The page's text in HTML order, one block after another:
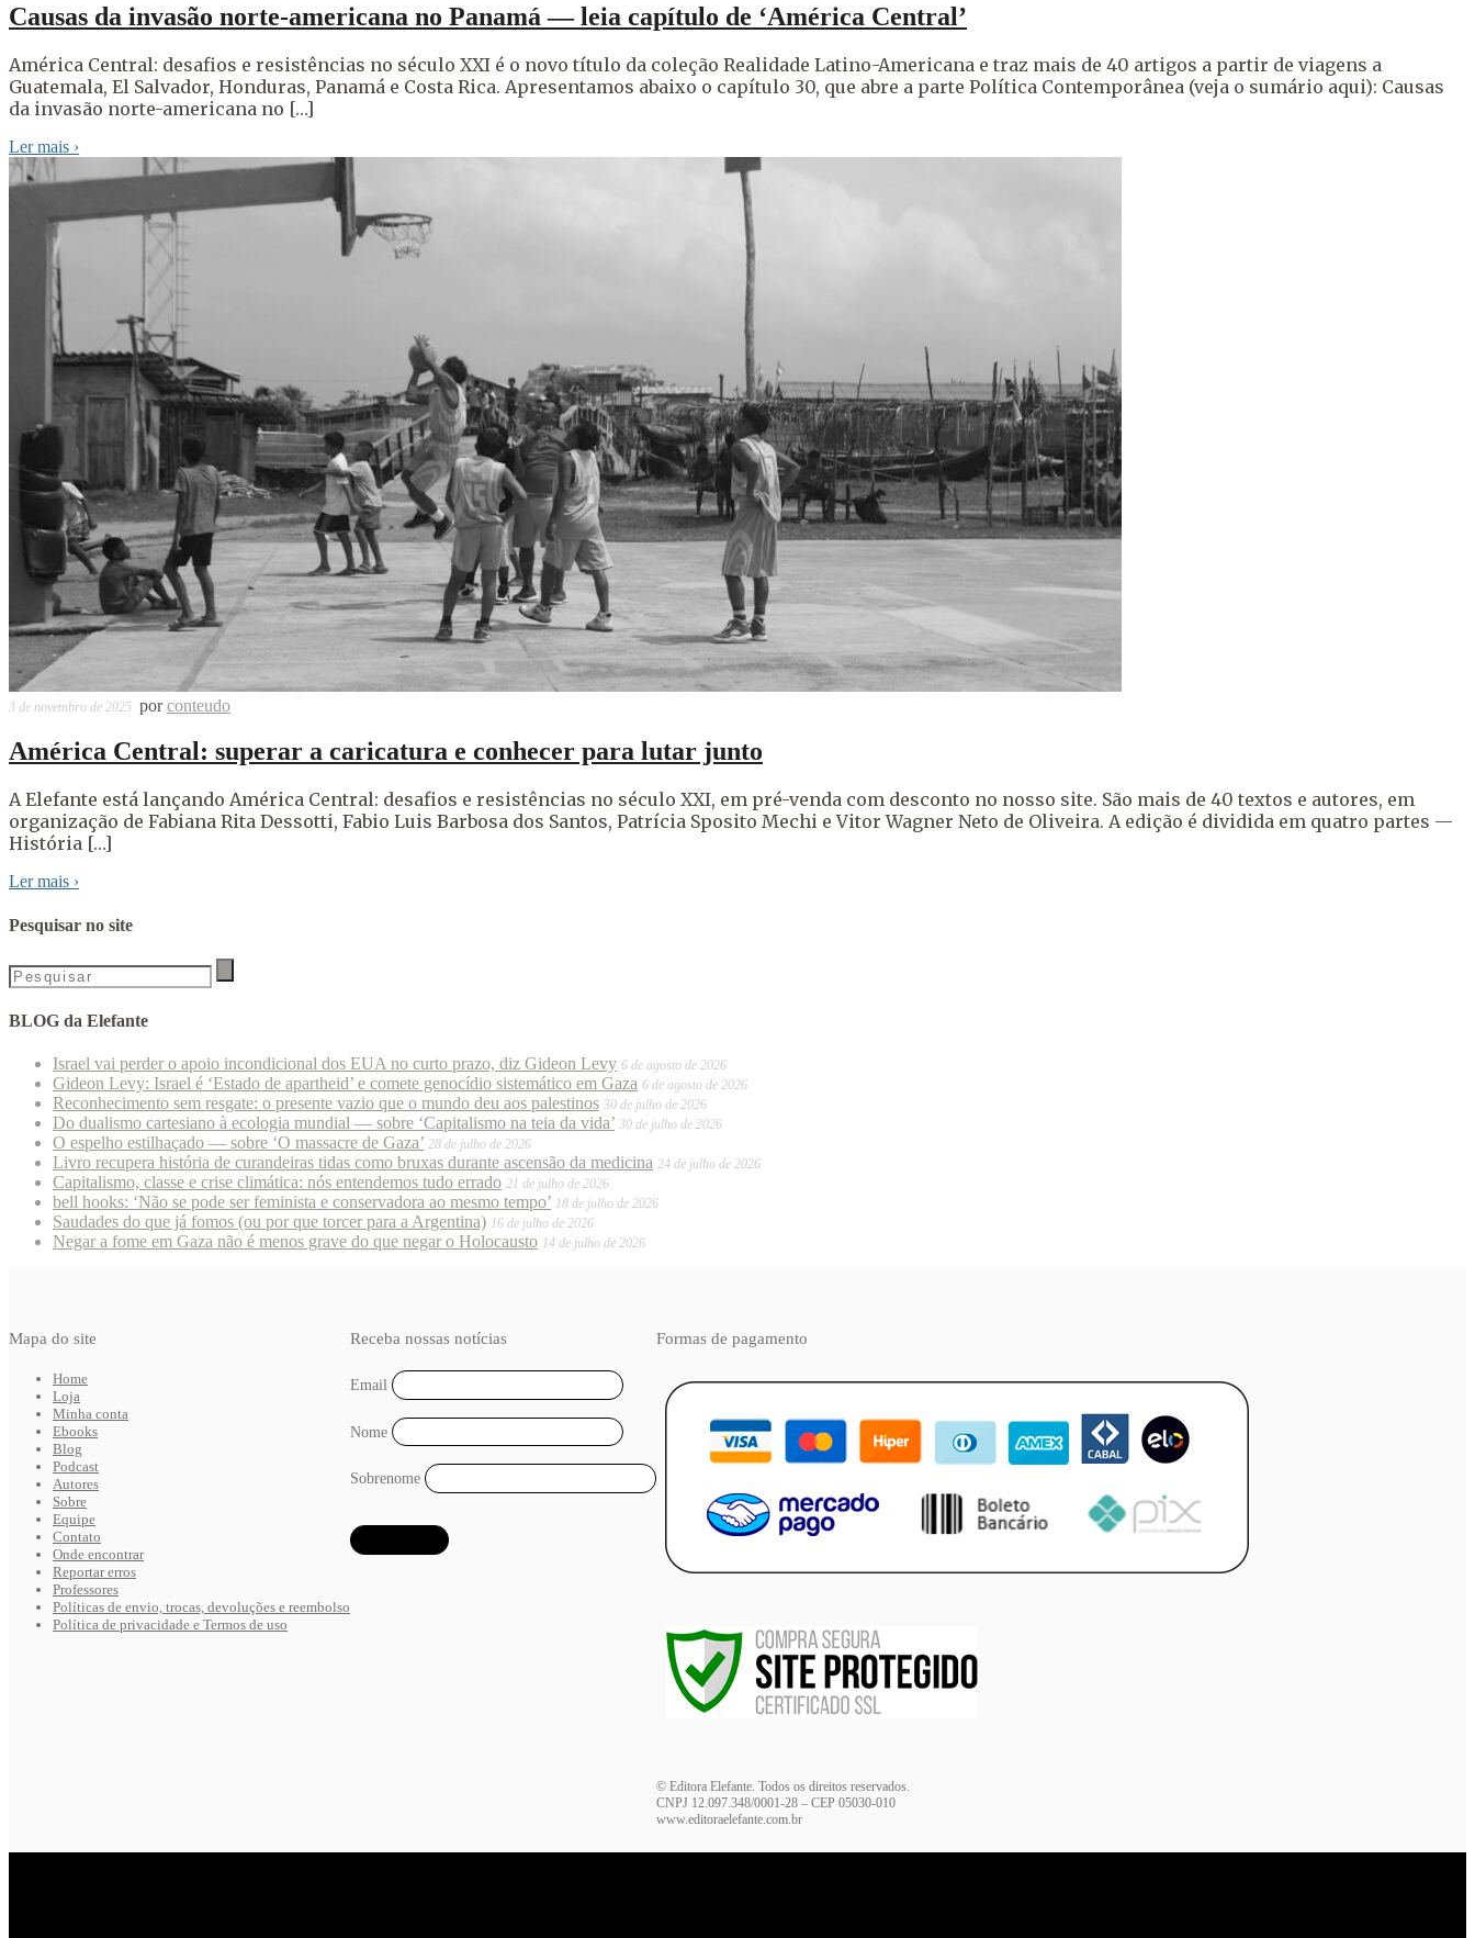
Causas da invasão norte-americana no Panamá — leia capítulo de ‘América Central’
América Central: desafios e resistências no século XXI é o novo título da coleção Realidade Latino-Americana e traz mais de 40 artigos a partir de viagens a
Guatemala, El Salvador, Honduras, Panamá e Costa Rica. Apresentamos abaixo o capítulo 30, que abre a parte Política Contemporânea (veja o sumário aqui): Causas
da invasão norte-americana no […]
Ler mais ›
3 de novembro de 2025 porconteudo
América Central: superar a caricatura e conhecer para lutar junto
A Elefante está lançando América Central: desafios e resistências no século XXI, em pré-venda com desconto no nosso site. São mais de 40 textos e autores, em
organização de Fabiana Rita Dessotti, Fabio Luis Barbosa dos Santos, Patrícia Sposito Mechi e Vitor Wagner Neto de Oliveira. A edição é dividida em quatro partes —
História […]
Ler mais ›
Pesquisar no site
BLOG da Elefante
Israel vai perder o apoio incondicional dos EUA no curto prazo, diz Gideon Levy 6 de agosto de 2026
Gideon Levy: Israel é ‘Estado de apartheid’ e comete genocídio sistemático em Gaza 6 de agosto de 2026
Reconhecimento sem resgate: o presente vazio que o mundo deu aos palestinos 30 de julho de 2026
Do dualismo cartesiano à ecologia mundial — sobre ‘Capitalismo na teia da vida’ 30 de julho de 2026
O espelho estilhaçado — sobre ‘O massacre de Gaza’ 28 de julho de 2026
Livro recupera história de curandeiras tidas como bruxas durante ascensão da medicina 24 de julho de 2026
Capitalismo, classe e crise climática: nós entendemos tudo errado 21 de julho de 2026
bell hooks: ‘Não se pode ser feminista e conservadora ao mesmo tempo’ 18 de julho de 2026
Saudades do que já fomos (ou por que torcer para a Argentina) 16 de julho de 2026
Negar a fome em Gaza não é menos grave do que negar o Holocausto 14 de julho de 2026
Mapa do site
Home
Loja
Minha conta
Ebooks
Blog
Podcast
Autores
Sobre
Equipe
Contato
Onde encontrar
Reportar erros
Professores
Políticas de envio, trocas, devoluções e reembolso
Política de privacidade e Termos de uso
Receba nossas notícias
Email
Nome
Sobrenome
Formas de pagamento
© Editora Elefante. Todos os direitos reservados.
CNPJ 12.097.348/0001-28 – CEP 05030-010
www.editoraelefante.com.br